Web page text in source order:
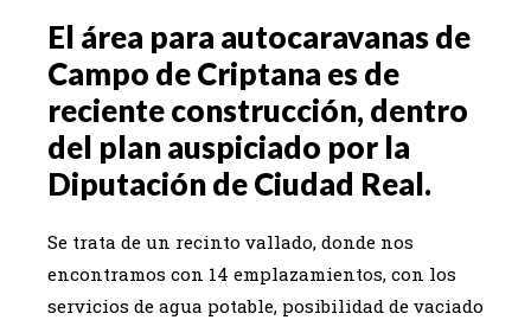
El área para autocaravanas de
Campo de Criptana es de
reciente construcción, dentro
del plan auspiciado por la
Diputación de Ciudad Real.
Se trata de un recinto vallado, donde nos
encontramos con 14 emplazamientos, con los
servicios de agua potable, posibilidad de vaciado